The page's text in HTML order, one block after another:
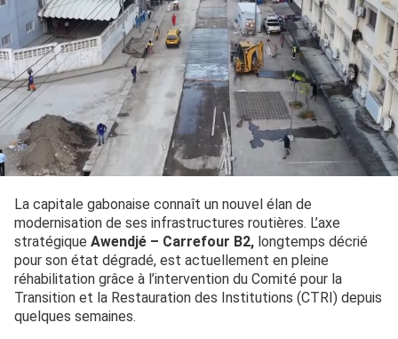
La capitale gabonaise connaît un nouvel élan de
modernisation de ses infrastructures routières. L’axe
stratégique Awendjé – Carrefour B2, longtemps décrié
pour son état dégradé, est actuellement en pleine
réhabilitation grâce à l’intervention du Comité pour la
Transition et la Restauration des Institutions (CTRI) depuis
quelques semaines.